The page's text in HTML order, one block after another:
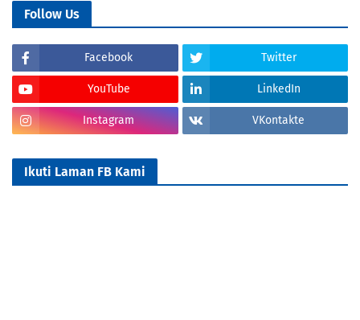
Follow Us
Facebook Twitter
YouTube LinkedIn
Instagram VKontakte
Ikuti Laman FB Kami